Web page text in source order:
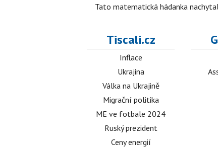
Tato matematická hádanka
Tiscali.cz
Inflace
Ukrajina
Válka na Ukrajině
Migrační politika
ME ve fotbale 2024
Ruský prezident
Ceny energií